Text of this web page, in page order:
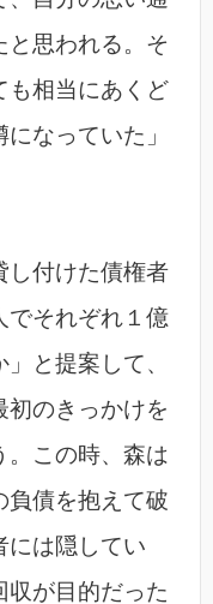
と思われる。そ
も相当にあくど
なっていた」
し付けた債権者
でそれぞれ１億
と提案して、
初のきっかけを
。この時、森は
負債を抱えて破
には隠してい
収が目的だった